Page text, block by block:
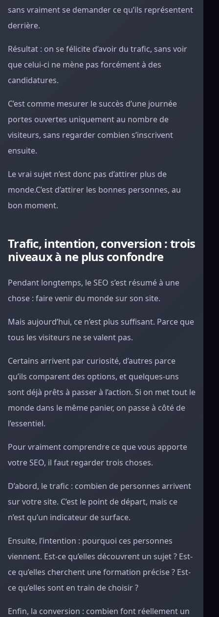
sans vraiment se demander ce qu’ils représentent
derrière.
Résultat : on se félicite d’avoir du trafic, sans voir
que celui-ci ne mène pas forcément à des
candidatures.
C’est comme mesurer le succès d’une journée
portes ouvertes uniquement au nombre de
visiteurs, sans regarder combien s’inscrivent
ensuite.
Le vrai sujet n’est donc pas d’attirer plus de
monde.C’est d’attirer les bonnes personnes, au
bon moment.
Trafic, intention, conversion : trois
niveaux à ne plus confondre
Pendant longtemps, le SEO s’est résumé à une
chose : faire venir du monde sur son site.
Mais aujourd’hui, ce n’est plus suffisant. Parce que
tous les visiteurs ne se valent pas.
Certains arrivent par curiosité, d’autres parce
qu’ils comparent des options, et quelques-uns
sont déjà prêts à passer à l’action. Si on met tout le
monde dans le même panier, on passe à côté de
l’essentiel.
Pour vraiment comprendre ce que vous apporte
votre SEO, il faut regarder trois choses.
D’abord, le trafic : combien de personnes arrivent
sur votre site. C’est le point de départ, mais ce
n’est qu’un indicateur de surface.
Ensuite, l’intention : pourquoi ces personnes
viennent. Est-ce qu’elles découvrent un sujet ? Est-
ce qu’elles cherchent une formation précise ? Est-
ce qu’elles sont en train de choisir ?
Enfin, la conversion : combien font réellement un